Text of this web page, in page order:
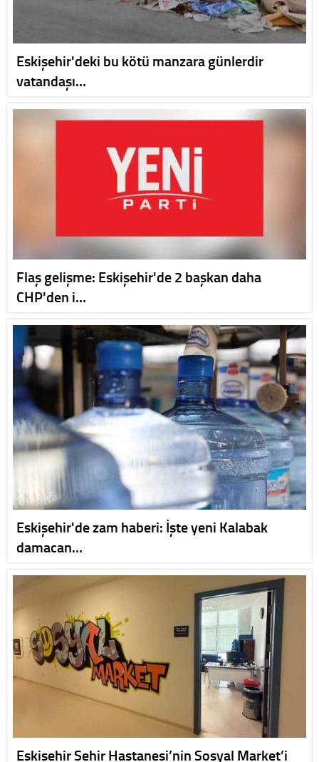
Eskişehir'deki bu kötü manzara günlerdir
vatandaşı…
Flaş gelişme: Eskişehir'de 2 başkan daha
CHP'den i…
Eskişehir'de zam haberi: İşte yeni Kalabak
damacan…
Eskişehir Şehir Hastanesi’nin Sosyal Market’i